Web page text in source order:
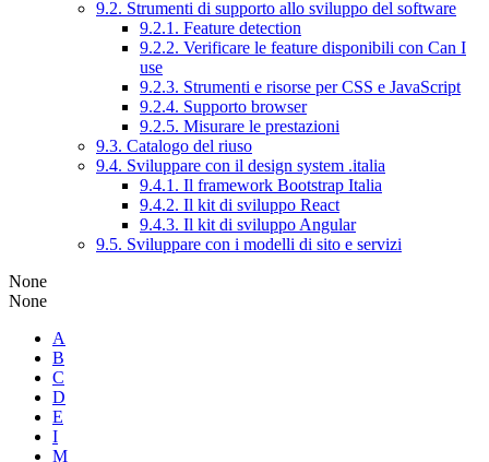
9.2. Strumenti di supporto allo sviluppo del software
9.2.1. Feature detection
9.2.2. Verificare le feature disponibili con Can I
use
9.2.3. Strumenti e risorse per CSS e JavaScript
9.2.4. Supporto browser
9.2.5. Misurare le prestazioni
9.3. Catalogo del riuso
9.4. Sviluppare con il design system .italia
9.4.1. Il framework Bootstrap Italia
9.4.2. Il kit di sviluppo React
9.4.3. Il kit di sviluppo Angular
9.5. Sviluppare con i modelli di sito e servizi
None
None
A
B
C
D
E
I
M